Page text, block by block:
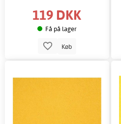
119 DKK
Få på lager
Køb